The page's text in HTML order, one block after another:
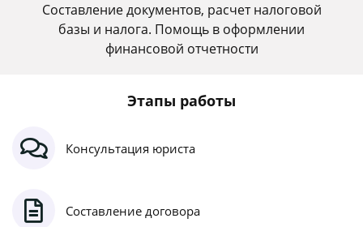
Составление документов, расчет налоговой
базы и налога. Помощь в оформлении
финансовой отчетности
Этапы работы
Консультация юриста
Составление договора